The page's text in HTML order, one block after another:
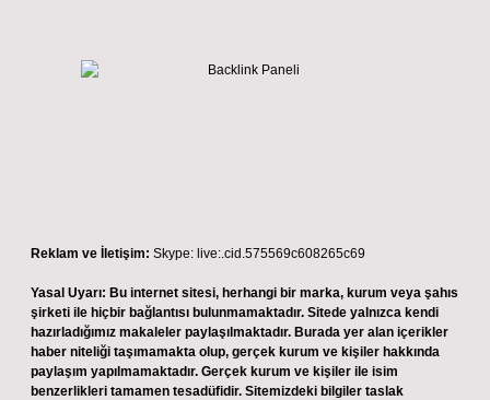
Reklam ve İletişim: Skype: live:.cid.575569c608265c69
Yasal Uyarı: Bu internet sitesi, herhangi bir marka, kurum veya şahıs
şirketi ile hiçbir bağlantısı bulunmamaktadır. Sitede yalnızca kendi
hazırladığımız makaleler paylaşılmaktadır. Burada yer alan içerikler
haber niteliği taşımamakta olup, gerçek kurum ve kişiler hakkında
paylaşım yapılmamaktadır. Gerçek kurum ve kişiler ile isim
benzerlikleri tamamen tesadüfidir. Sitemizdeki bilgiler taslak